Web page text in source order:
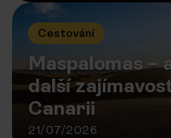
Cestování
Maspalomas –
další
Canarii
21/07/2026